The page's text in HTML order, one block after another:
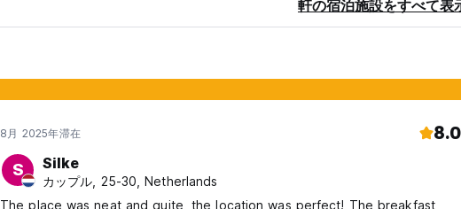
軒の宿泊施設をすべて表
8月 2025年滞在 8.0
S Silke
カップル, 25-30, Netherlands
The place was neat and quite, the location was perfect! The breakfast